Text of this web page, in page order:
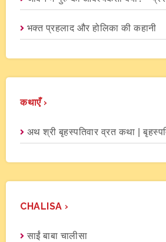
भक्त प्रहलाद और होलिका की कहानी
कथाएँ ›
अथ श्री बृहस्पतिवार व्रत कथा |
CHALISA ›
साईं बाबा चालीसा